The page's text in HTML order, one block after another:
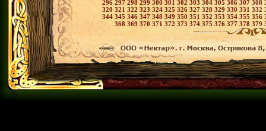
296 297 298 299 300 301 302 303 304 305 306 307 308
320 321 322 323 324 325 326 327 328 329 330 331 332
344 345 346 347 348 349 350 351 352 353 354 355 356
368 369 370 371 372 373 374 375 376 377 378 379